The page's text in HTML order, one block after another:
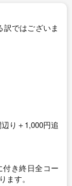
ではございま
り＋1,000円追
き終日全コー
ます。